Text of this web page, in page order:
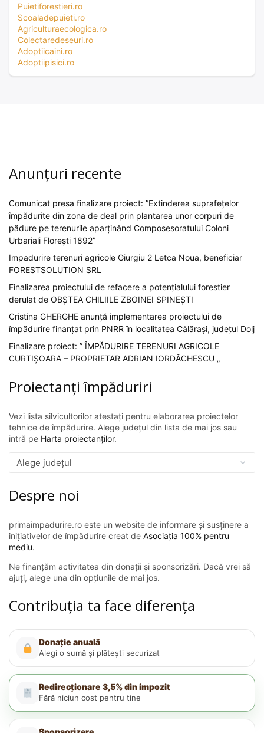
Puietiforestieri.ro
Scoaladepuieti.ro
Agriculturaecologica.ro
Colectaredeseuri.ro
Adoptiicaini.ro
Adoptiipisici.ro
Anunțuri recente
Comunicat presa finalizare proiect: ”Extinderea suprafețelor
împădurite din zona de deal prin plantarea unor corpuri de
pădure pe terenurile aparținând Composesoratului Coloni
Urbariali Florești 1892”
Impadurire terenuri agricole Giurgiu 2 Letca Noua, beneficiar
FORESTSOLUTION SRL
Finalizarea proiectului de refacere a potențialului forestier
derulat de OBȘTEA CHILIILE ZBOINEI SPINEȘTI
Cristina GHERGHE anunță implementarea proiectului de
împădurire finanțat prin PNRR în localitatea Călărași, județul Dolj
Finalizare proiect: ” ÎMPĂDURIRE TERENURI AGRICOLE
CURTIȘOARA – PROPRIETAR ADRIAN IORDĂCHESCU „
Proiectanți împăduriri
Vezi lista silvicultorilor atestați pentru elaborarea proiectelor
tehnice de împădurire. Alege județul din lista de mai jos sau
intră pe Harta proiectanților.
Despre noi
primaimpadurire.ro este un website de informare și susținere a
inițiativelor de împădurire creat de Asociația 100% pentru
mediu.
Ne finanțăm activitatea din donații și sponsorizări. Dacă vrei să
ajuți, alege una din opțiunile de mai jos.
Contribuția ta face diferența
Donație anuală
Alegi o sumă și plătești securizat
Redirecționare 3,5% din impozit
Fără niciun cost pentru tine